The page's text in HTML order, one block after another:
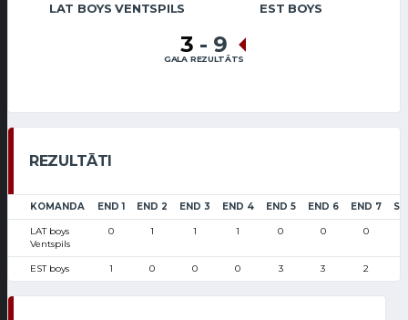
LAT BOYS VENTSPILS EST BOYS
3 - 9
GALA REZULTĀTS
REZULTĀTI
KOMANDA END 1 END 2 END 3 END 4 END 5 END 6 END 7
LAT boys
Ventspils
0 1 1 1 0 0 0
EST boys 1 0 0 0 3 3 2